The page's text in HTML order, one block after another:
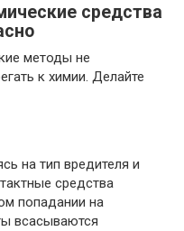
средства
методы не
к химии. Делайте
на тип вредителя и
средства
попадании на
всасываются